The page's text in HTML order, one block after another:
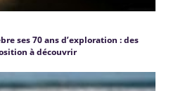
ses 70 ans d’exploration : des
à découvrir